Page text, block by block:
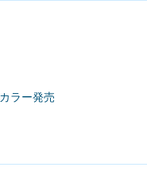
ラー発売